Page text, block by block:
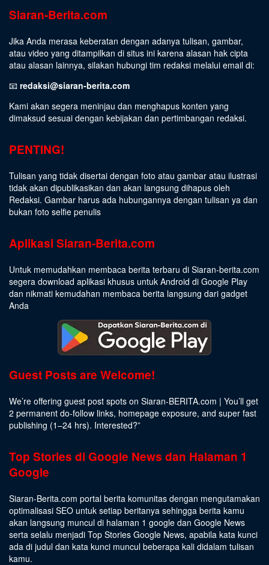
Siaran-Berita.com
Jika Anda merasa keberatan dengan adanya tulisan, gambar,
atau video yang ditampilkan di situs ini karena alasan hak cipta
atau alasan lainnya, silakan hubungi tim redaksi melalui email di:
📧 redaksi@siaran-berita.com
Kami akan segera meninjau dan menghapus konten yang
dimaksud sesuai dengan kebijakan dan pertimbangan redaksi.
PENTING!
Tulisan yang tidak disertai dengan foto atau gambar atau ilustrasi
tidak akan dipublikasikan dan akan langsung dihapus oleh
Redaksi. Gambar harus ada hubungannya dengan tulisan ya dan
bukan foto selfie penulis
Aplikasi Siaran-Berita.com
Untuk memudahkan membaca berita terbaru di Siaran-berita.com
segera download aplikasi khusus untuk Android di Google Play
dan nikmati kemudahan membaca berita langsung dari gadget
Anda
Guest Posts are Welcome!
We’re offering guest post spots on Siaran-BERITA.com | You’ll get
2 permanent do-follow links, homepage exposure, and super fast
publishing (1–24 hrs). Interested?”
Top Stories di Google News dan Halaman 1
Google
Siaran-Berita.com portal berita komunitas dengan mengutamakan
optimalisasi SEO untuk setiap beritanya sehingga berita kamu
akan langsung muncul di halaman 1 google dan Google News
serta selalu menjadi Top Stories Google News, apabila kata kunci
ada di judul dan kata kunci muncul beberapa kali didalam tulisan
kamu.